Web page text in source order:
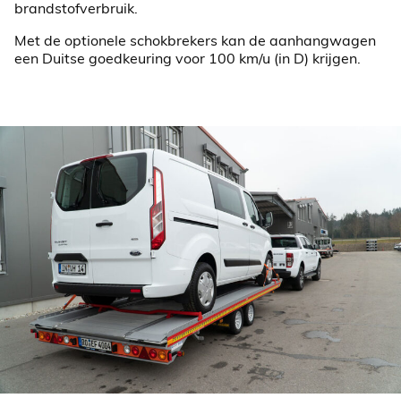
brandstofverbruik.
Met de optionele schokbrekers kan de aanhangwagen
een Duitse goedkeuring voor 100 km/u (in D) krijgen.